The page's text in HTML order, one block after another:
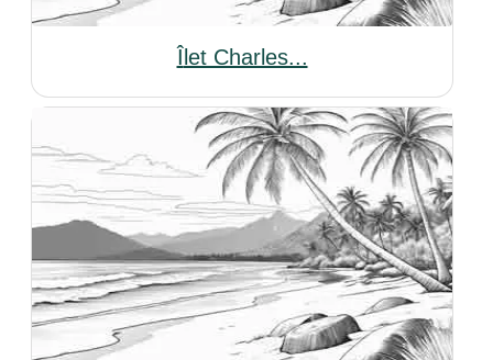
îlet Charles...